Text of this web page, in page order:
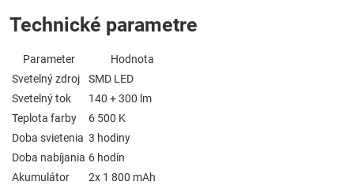
Technické parametre
Parameter
Hodnota
Svetelný zdroj
SMD LED
Svetelný tok
140 + 300 lm
Teplota farby
6 500 K
Doba svietenia 3 hodiny
Doba nabíjania 6 hodín
Akumulátor
2x 1 800 mAh